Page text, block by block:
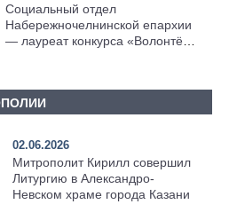
Социальный отдел
Набережночелнинской епархии
— лауреат конкурса «Волонтёр
02.06.2026
Митрополит Кирилл совершил
Литургию в Александро-
Невском храме города Казани